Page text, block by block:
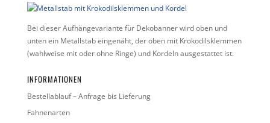
Bei dieser Aufhängevariante für Dekobanner wird oben und
unten ein Metallstab eingenäht, der oben mit Krokodilsklemmen
(wahlweise mit oder ohne Ringe) und Kordeln ausgestattet ist.
INFORMATIONEN
Bestellablauf – Anfrage bis Lieferung
Fahnenarten